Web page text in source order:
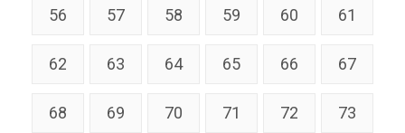
56 57 58 59 60 61
62 63 64 65 66 67
68 69 70 71 72 73